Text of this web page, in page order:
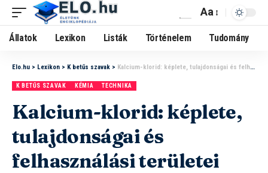
Aa
Állatok Lexikon Listák Történelem Tudomány
Elo.hu > Lexikon > K betűs szavak > Kalcium-klorid: képlete, tulajdonságai és felhasználási területei
K BETŰS SZAVAK KÉMIA TECHNIKA
Kalcium-klorid: képlete,
tulajdonságai és
felhasználási területei